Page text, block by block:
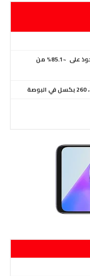
~85.1% من
،